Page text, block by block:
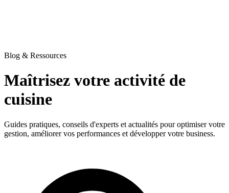
Blog & Ressources
Maîtrisez votre activité de
cuisine
Guides pratiques, conseils d'experts et actualités pour optimiser votre
gestion, améliorer vos performances et développer votre business.